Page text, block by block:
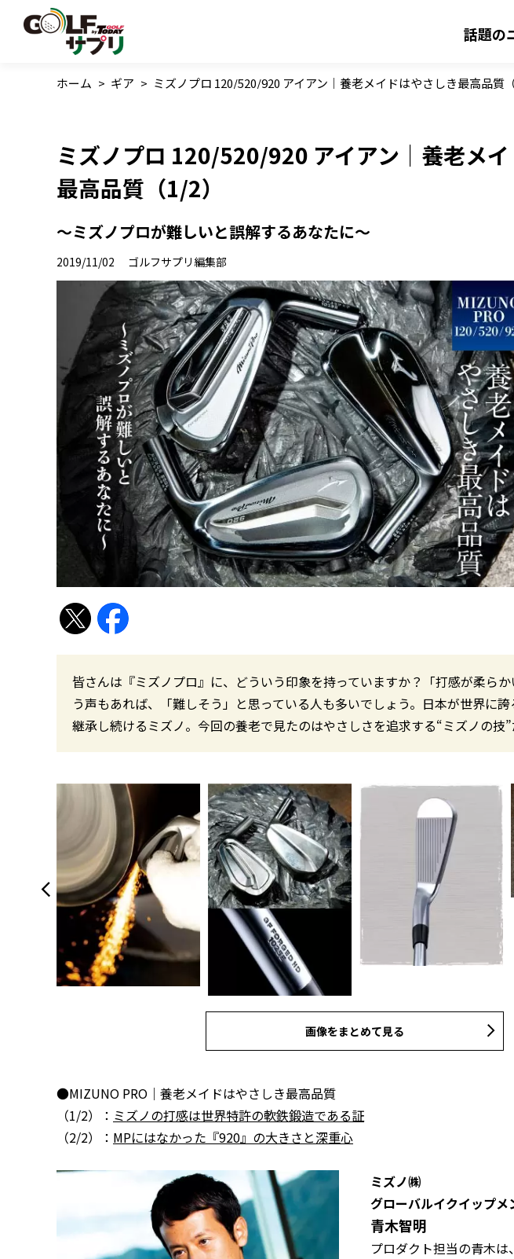
話題の
ホーム > ギア > ミズノプロ 120/520/920 アイアン｜養老メイドはやさしき最高品質（
ミズノプロ 120/520/920 アイアン｜養老メ
最高品質（1/2）
〜ミズノプロが難しいと誤解するあなたに〜
2019/11/02 ゴルフサプリ編集部
皆さんは『ミズノプロ』に、どういう印象を持っていますか？「打感が柔ら
う声もあれば、「難しそう」と思っている人も多いでしょう。日本が世界に
継承し続けるミズノ。今回の養老で見たのはやさしさを追求する“ミズノの技”
画像をまとめて見る
●MIZUNO PRO｜養老メイドはやさしき最高品質
（1/2）： ミズノの打感は世界特許の軟鉄鍛造である証
（2/2）： MPにはなかった『920』の大きさと深重心
ミズノ㈱
グローバルイクイップメ
青木智明
プロダクト担当の青木